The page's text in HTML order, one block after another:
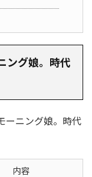
ング娘。時代
ーニング娘。時代
内容